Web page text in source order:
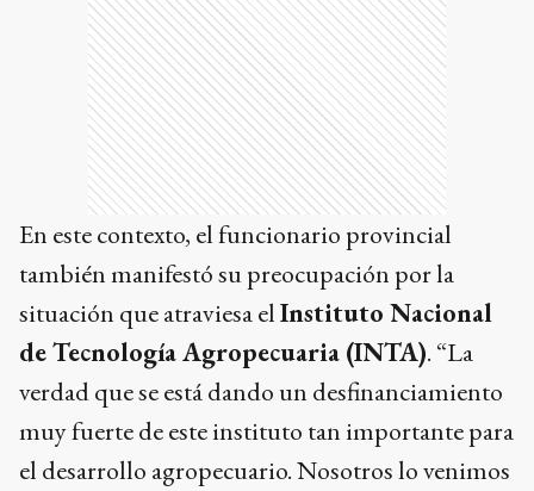
En este contexto, el funcionario provincial
también manifestó su preocupación por la
situación que atraviesa elInstituto Nacional
de Tecnología Agropecuaria (INTA). “La
verdad que se está dando un desfinanciamiento
muy fuerte de este instituto tan importante para
el desarrollo agropecuario. Nosotros lo venimos